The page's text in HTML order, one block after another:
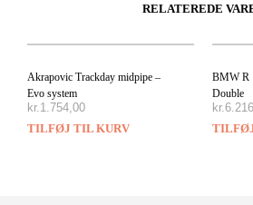
RELATEREDE
Akrapovic Trackday midpipe –
Evo system
kr.1.754,00
TILFØJ TIL KURV
BMW R
Double
kr.